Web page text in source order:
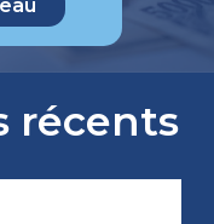
récents